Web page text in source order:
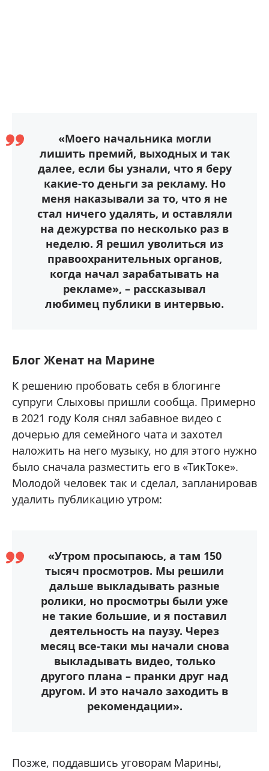
«Моего начальника могли
лишить премий, выходных и так
далее, если бы узнали, что я беру
какие-то деньги за рекламу. Но
меня наказывали за то, что я не
стал ничего удалять, и оставляли
на дежурства по несколько раз в
неделю. Я решил уволиться из
правоохранительных органов,
когда начал зарабатывать на
рекламе», – рассказывал
любимец публики в интервью.
Блог Женат на Марине
К решению пробовать себя в блогинге
супруги Слыховы пришли сообща. Примерно
в 2021 году Коля снял забавное видео с
дочерью для семейного чата и захотел
наложить на него музыку, но для этого нужно
было сначала разместить его в «ТикТоке».
Молодой человек так и сделал, запланировав
удалить публикацию утром:
«Утром просыпаюсь, а там 150
тысяч просмотров. Мы решили
дальше выкладывать разные
ролики, но просмотры были уже
не такие большие, и я поставил
деятельность на паузу. Через
месяц все-таки мы начали снова
выкладывать видео, только
другого плана – пранки друг над
другом. И это начало заходить в
рекомендации».
Позже, поддавшись уговорам Марины,